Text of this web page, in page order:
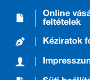
Online
feltételek
Kéziratok